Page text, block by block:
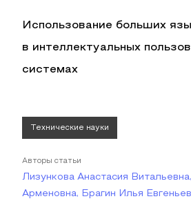
Использование больших
в интеллектуальных
системах
Технические науки
Авторы статьи
Лизункова Анастасия
Арменовна, Брагин Илья